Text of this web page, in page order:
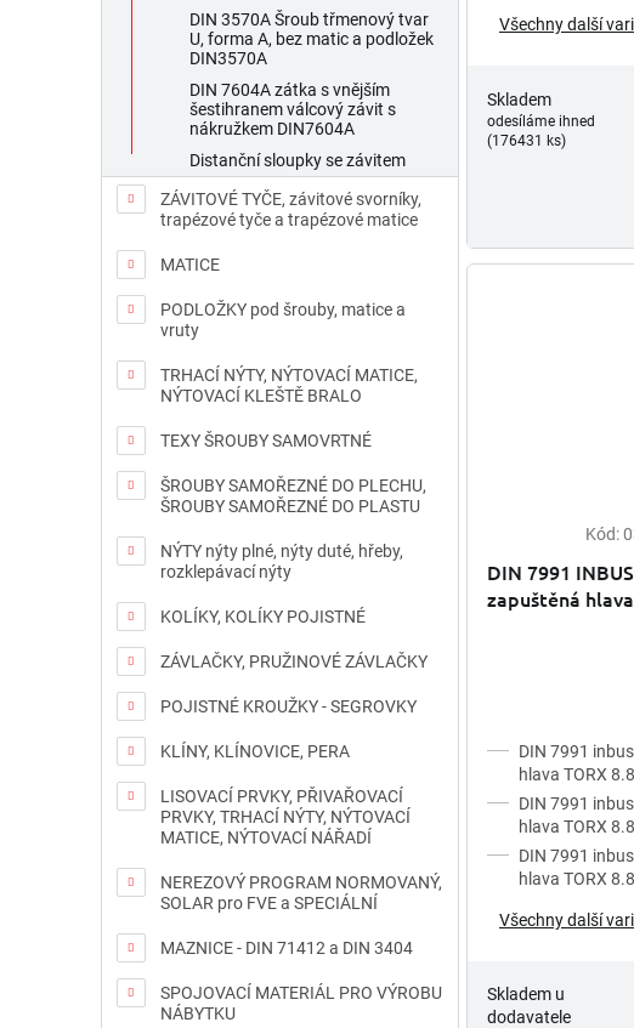
DIN 3570A Šroub třmenový tvar
U, forma A, bez matic a podložek
DIN3570A
DIN 7604A zátka s vnějším
šestihranem válcový závit s
nákružkem DIN7604A
Distanční sloupky se závitem
ZÁVITOVÉ TYČE, závitové svorníky,
trapézové tyče a trapézové matice
MATICE
PODLOŽKY pod šrouby, matice a
vruty
TRHACÍ NÝTY, NÝTOVACÍ MATICE,
NÝTOVACÍ KLEŠTĚ BRALO
TEXY ŠROUBY SAMOVRTNÉ
ŠROUBY SAMOŘEZNÉ DO PLECHU,
ŠROUBY SAMOŘEZNÉ DO PLASTU
NÝTY nýty plné, nýty duté, hřeby,
rozklepávací nýty
KOLÍKY, KOLÍKY POJISTNÉ
ZÁVLAČKY, PRUŽINOVÉ ZÁVLAČKY
POJISTNÉ KROUŽKY - SEGROVKY
KLÍNY, KLÍNOVICE, PERA
LISOVACÍ PRVKY, PŘIVAŘOVACÍ
PRVKY, TRHACÍ NÝTY, NÝTOVACÍ
MATICE, NÝTOVACÍ NÁŘADÍ
NEREZOVÝ PROGRAM NORMOVANÝ,
SOLAR pro FVE a SPECIÁLNÍ
MAZNICE - DIN 71412 a DIN 3404
SPOJOVACÍ MATERIÁL PRO VÝROBU
NÁBYTKU
Všechny další
Skladem
odesíláme ihned
(176431 ks)
Kód:
DIN 7991
zapuštěná
DIN 7991
hlava TORX
DIN 7991
hlava TORX
DIN 7991
hlava TORX
Všechny další
Skladem u
dodavatele